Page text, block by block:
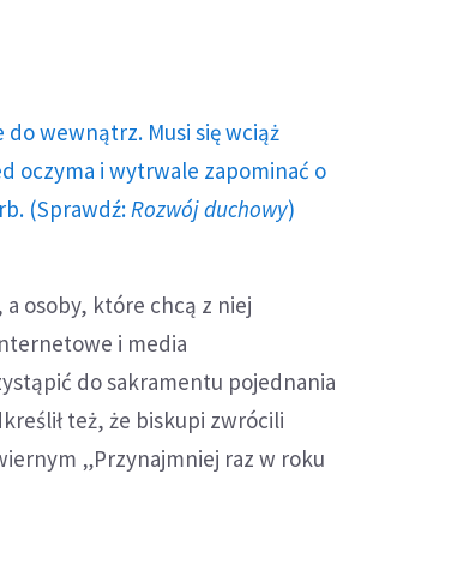
do wewnątrz. Musi się wciąż
oczyma i wytrwale zapominać o
(Sprawdź: Rozwój duchowy)
osoby, które chcą z niej
i media
do sakramentu pojednania
też, że biskupi zwrócili
„Przynajmniej raz w roku